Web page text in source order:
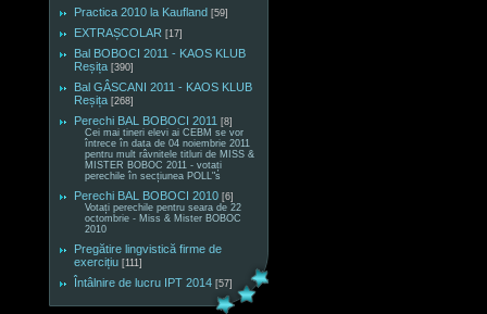
Practica 2010 la Kaufland [59]
EXTRAȘCOLAR [17]
Bal BOBOCI 2011 - KAOS KLUB
Reșița [390]
Bal GÂSCANI 2011 - KAOS KLUB
Reșița [268]
Perechi BAL BOBOCI 2011 [8]
Cei mai tineri elevi ai CEBM se vor
întrece în data de 04 noiembrie 2011
pentru mult râvnitele titluri de MISS &
MISTER BOBOC 2011 - votați
perechile în secțiunea POLL"s
Perechi BAL BOBOCI 2010 [6]
Votați perechile pentru seara de 22
octombrie - Miss & Mister BOBOC
2010
Pregătire lingvistică firme de
exercițiu [111]
Întâlnire de lucru IPT 2014 [57]